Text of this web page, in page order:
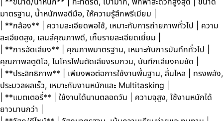
มาตรฐาน, น้ำหนักพอดีมือ, ให้ความรู้สึกพรีเมียม |
| **กล้อง** | ความละเอียดพอใช้, เหมาะกับการถ่ายภาพทั่วไป | ความ
ละเอียดสูง, เลนส์คุณภาพดี, เก็บรายละเอียดเยี่ยม |
| **การอัดเสียง** | คุณภาพมาตรฐาน, เหมาะกับการบันทึกทั่วไป |
คุณภาพสตูดิโอ, ไมโครโฟนตัดเสียงรบกวน, บันทึกเสียงคมชัด |
| **ประสิทธิภาพ** | เพียงพอต่อการใช้งานพื้นฐาน, ลื่นไหล | ทรงพลัง,
ประมวลผลเร็ว, เหมาะกับงานหนักและ Multitasking |
| **แบตเตอรี่** | ใช้งานได้นานตลอดวัน | ความจุสูง, ใช้งานหนักได้
ยาวนานกว่า |